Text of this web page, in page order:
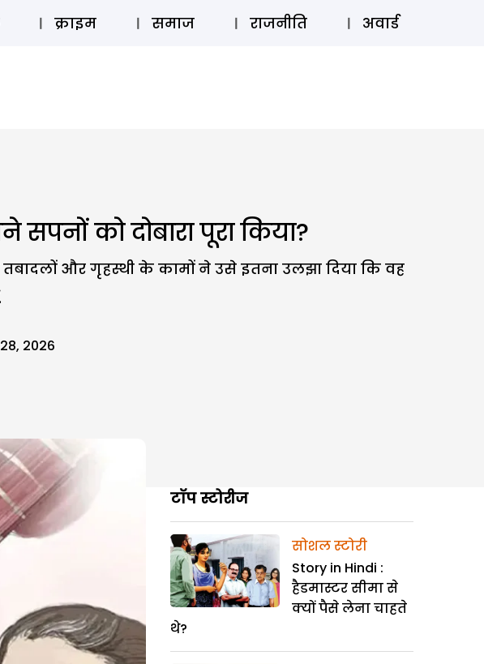
ऑडियो स्टोरी लॉग इन ⚲ SUBSCRIBE
क्राइम समाज राजनीति अवार्ड
को दोबारा पूरा किया?
और गृहस्थी के कामों ने उसे इतना उलझा दिया कि वह
2026
टॉप स्टोरीज
सोशल स्टोरी
Story in Hindi :
हैडमास्टर सीमा से
क्यों पैसे लेना चाहते
थे?